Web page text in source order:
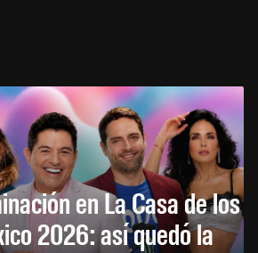
en La Casa de los
2026: así quedó la